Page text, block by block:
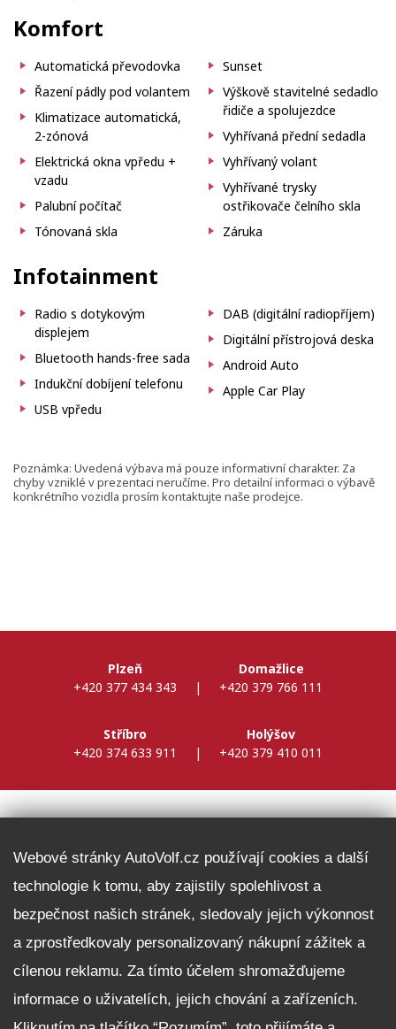
Komfort
Automatická převodovka
Řazení pádly pod volantem
Klimatizace automatická,
2-zónová
Elektrická okna vpředu +
vzadu
Palubní počítač
Tónovaná skla
Sunset
Výškově stavitelné sedadlo
řidiče a spolujezdce
Vyhřívaná přední sedadla
Vyhřívaný volant
Vyhřívané trysky
ostřikovače čelního skla
Záruka
Infotainment
Radio s dotykovým
displejem
Bluetooth hands-free sada
Indukční dobíjení telefonu
USB vpředu
DAB (digitální radiopříjem)
Digitální přístrojová deska
Android Auto
Apple Car Play
Poznámka: Uvedená výbava má pouze informativní charakter. Za
chyby vzniklé v prezentaci neručíme. Pro detailní informaci o výbavě
konkrétního vozidla prosím kontaktujte naše prodejce.
Plzeň
+420 377 434 343
|
Domažlice
+420 379 766 111
Stříbro
+420 374 633 911
|
Holýšov
+420 379 410 011
Fleet program Škoda
Nabídka zaměstnání
Facebook
Reklamační řád
Zásady zpracování osobních údajů pro zákazníky
Webové stránky AutoVolf.cz používají cookies a další
technologie k tomu, aby zajistily spolehlivost a
bezpečnost našich stránek, sledovaly jejich výkonnost
a zprostředkovaly personalizovaný nákupní zážitek a
cílenou reklamu. Za tímto účelem shromažďujeme
informace o uživatelích, jejich chování a zařízeních.